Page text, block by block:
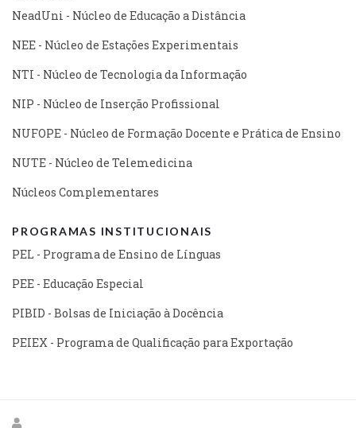
NeadUni - Núcleo de Educação a Distância
NEE - Núcleo de Estações Experimentais
NTI - Núcleo de Tecnologia da Informação
NIP - Núcleo de Inserção Profissional
NUFOPE - Núcleo de Formação Docente e Prática de Ensino
NUTE - Núcleo de Telemedicina
Núcleos Complementares
PROGRAMAS INSTITUCIONAIS
PEL - Programa de Ensino de Línguas
PEE - Educação Especial
PIBID - Bolsas de Iniciação à Docência
PEIEX - Programa de Qualificação para Exportação